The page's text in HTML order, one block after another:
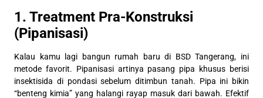
1. Treatment Pra-Konstruksi
(Pipanisasi)
Kalau kamu lagi bangun rumah baru di BSD Tangerang, ini
metode favorit. Pipanisasi artinya pasang pipa khusus berisi
insektisida di pondasi sebelum ditimbun tanah. Pipa ini bikin
“benteng kimia” yang halangi rayap masuk dari bawah. Efektif